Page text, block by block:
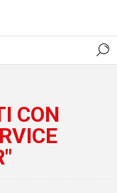
US
CON